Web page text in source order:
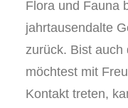
Flora und Fauna
jahrtausendalte
zurück. Bist auch
möchtest mit
Kontakt treten,